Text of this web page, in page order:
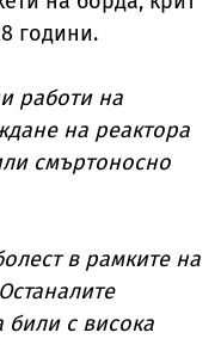
години.
работи на
на реактора
смъртоносно
в рамките на
с висока